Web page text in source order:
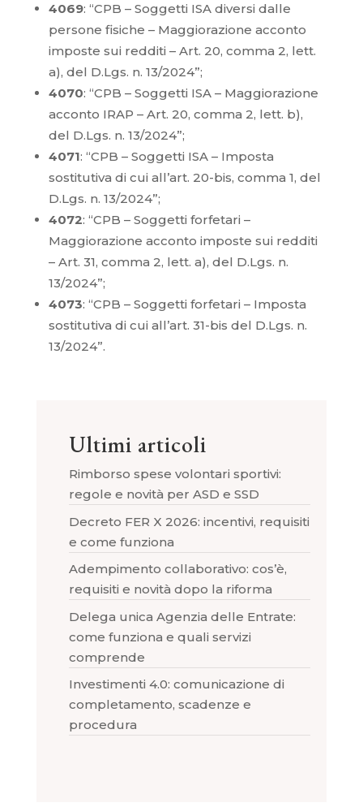
4069: “CPB – Soggetti ISA diversi dalle
persone fisiche – Maggiorazione acconto
imposte sui redditi – Art. 20, comma 2, lett.
a), del D.Lgs. n. 13/2024”;
4070: “CPB – Soggetti ISA – Maggiorazione
acconto IRAP – Art. 20, comma 2, lett. b),
del D.Lgs. n. 13/2024”;
4071: “CPB – Soggetti ISA – Imposta
sostitutiva di cui all’art. 20-bis, comma 1, del
D.Lgs. n. 13/2024”;
4072: “CPB – Soggetti forfetari –
Maggiorazione acconto imposte sui redditi
– Art. 31, comma 2, lett. a), del D.Lgs. n.
13/2024”;
4073: “CPB – Soggetti forfetari – Imposta
sostitutiva di cui all’art. 31-bis del D.Lgs. n.
13/2024”.
Ultimi articoli
Rimborso spese volontari sportivi:
regole e novità per ASD e SSD
Decreto FER X 2026: incentivi, requisiti
e come funziona
Adempimento collaborativo: cos’è,
requisiti e novità dopo la riforma
Delega unica Agenzia delle Entrate:
come funziona e quali servizi
comprende
Investimenti 4.0: comunicazione di
completamento, scadenze e
procedura